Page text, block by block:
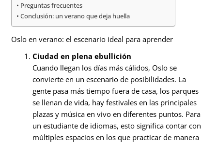
Preguntas frecuentes
Conclusión: un verano que deja huella
Oslo en verano: el escenario ideal para aprender
Ciudad en plena ebullición
Cuando llegan los días más cálidos, Oslo se
convierte en un escenario de posibilidades. La
gente pasa más tiempo fuera de casa, los parques
se llenan de vida, hay festivales en las principales
plazas y música en vivo en diferentes puntos. Para
un estudiante de idiomas, esto significa contar con
múltiples espacios en los que practicar de manera